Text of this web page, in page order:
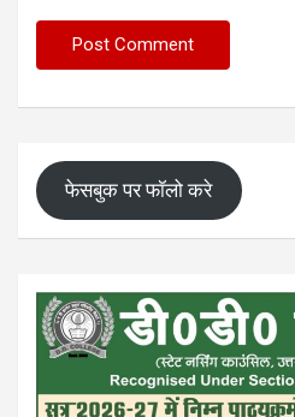
फेसबुक पर फॉलो करे